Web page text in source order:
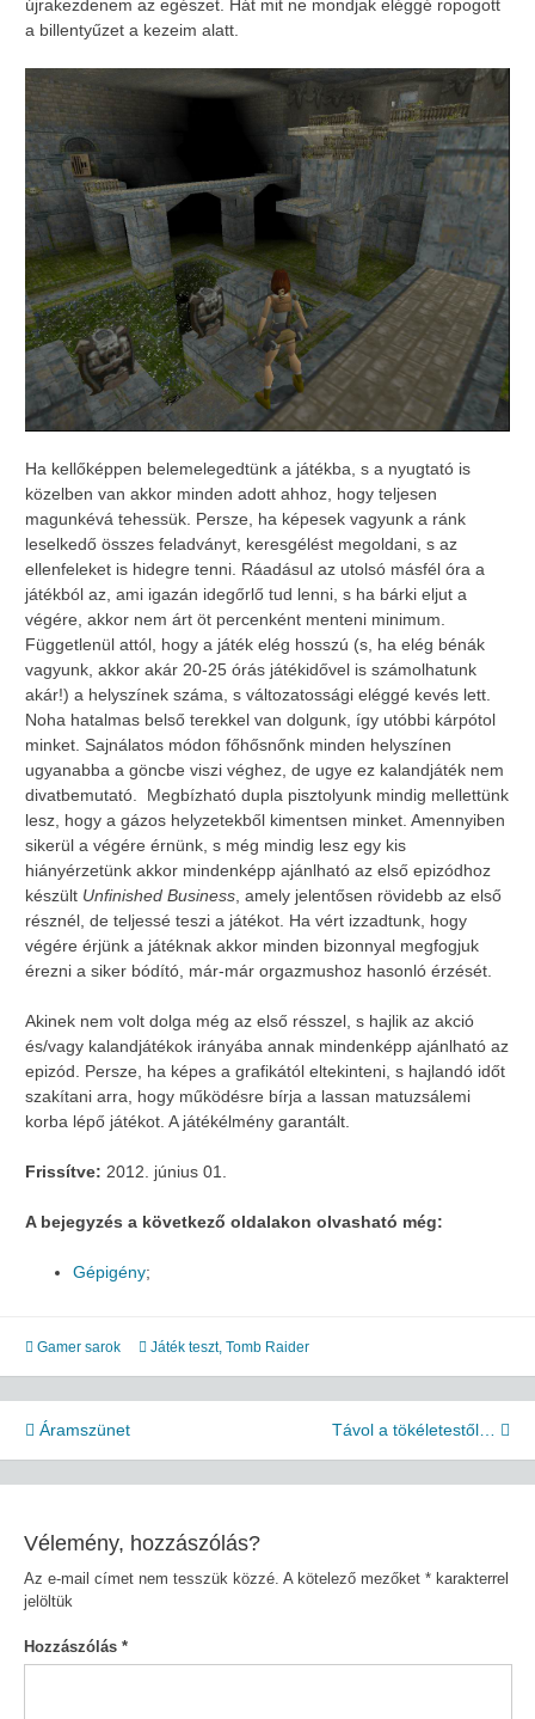
újrakezdenem az egészet. Hát mit ne mondjak eléggé ropogott
a billentyűzet a kezeim alatt.
Ha kellőképpen belemelegedtünk a játékba, s a nyugtató is
közelben van akkor minden adott ahhoz, hogy teljesen
magunkévá tehessük. Persze, ha képesek vagyunk a ránk
leselkedő összes feladványt, keresgélést megoldani, s az
ellenfeleket is hidegre tenni. Ráadásul az utolsó másfél óra a
játékból az, ami igazán idegőrlő tud lenni, s ha bárki eljut a
végére, akkor nem árt öt percenként menteni minimum.
Függetlenül attól, hogy a játék elég hosszú (s, ha elég bénák
vagyunk, akkor akár 20-25 órás játékidővel is számolhatunk
akár!) a helyszínek száma, s változatossági eléggé kevés lett.
Noha hatalmas belső terekkel van dolgunk, így utóbbi kárpótol
minket. Sajnálatos módon főhősnőnk minden helyszínen
ugyanabba a göncbe viszi véghez, de ugye ez kalandjáték nem
divatbemutató. Megbízható dupla pisztolyunk mindig mellettünk
lesz, hogy a gázos helyzetekből kimentsen minket. Amennyiben
sikerül a végére érnünk, s még mindig lesz egy kis
hiányérzetünk akkor mindenképp ajánlható az első epizódhoz
készült Unfinished Business, amely jelentősen rövidebb az első
résznél, de teljessé teszi a játékot. Ha vért izzadtunk, hogy
végére érjünk a játéknak akkor minden bizonnyal megfogjuk
érezni a siker bódító, már-már orgazmushoz hasonló érzését.
Akinek nem volt dolga még az első résszel, s hajlik az akció
és/vagy kalandjátékok irányába annak mindenképp ajánlható az
epizód. Persze, ha képes a grafikától eltekinteni, s hajlandó időt
szakítani arra, hogy működésre bírja a lassan matuzsálemi
korba lépő játékot. A játékélmény garantált.
Frissítve: 2012. június 01.
A bejegyzés a következő oldalakon olvasható még:
Gépigény;
Gamer sarok Játék teszt, Tomb Raider
Bejegyzés
navigáció
Áramszünet Távol a tökéletestől…
Vélemény, hozzászólás?
Az e-mail címet nem tesszük közzé. A kötelező mezőket *karakterrel
jelöltük
Hozzászólás *